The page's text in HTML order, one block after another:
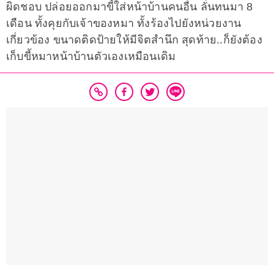
ผิดชอบ ปล่อยออกมาขี้ใส่หน้าบ้านคนอื่น ลั่นทนมา 8
เดือน ทั้งคุยกับเจ้าของหมา ทั้งร้องไปยังหน่วยงาน
เกี่ยวข้อง ขนาดติดป้ายให้มีจิตสำนึก สุดท้าย..ก็ยังต้อง
เก็บขี้หมาหน้าบ้านตัวเองเหมือนเดิม